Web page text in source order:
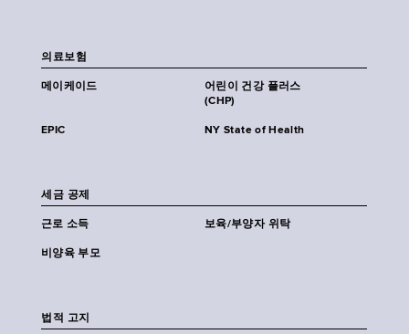
의료보험
메이케이드
어린이 건강 플러스
(CHP)
EPIC NY State of Health
세금 공제
근로 소득 보육/부양자 위탁
비양육 부모
법적 고지